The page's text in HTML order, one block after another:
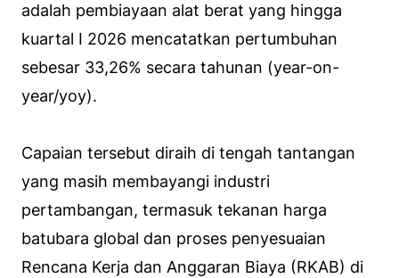
adalah pembiayaan alat berat yang hingga
kuartal I 2026 mencatatkan pertumbuhan
sebesar 33,26% secara tahunan (year-on-
year/yoy).
Capaian tersebut diraih di tengah tantangan
yang masih membayangi industri
pertambangan, termasuk tekanan harga
batubara global dan proses penyesuaian
Rencana Kerja dan Anggaran Biaya (RKAB) di